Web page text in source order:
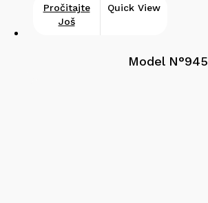
Pročitajte
Još
Quick View
Model N°945